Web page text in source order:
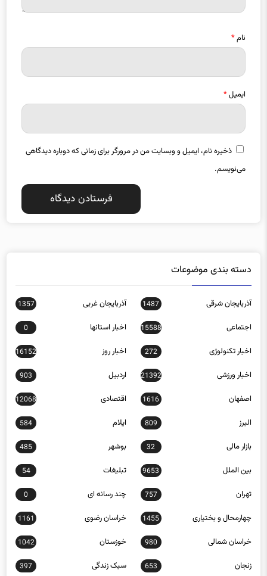
نام
ایمیل
ذخیره نام، ایمیل و وبسایت من در مرورگر برای زمانی که دوباره دیدگاهی
دسته بندی موضوعات
آذربایجان شرقی 1487 آذربایجان غربی 1357
اجتماعی 15588 اخبار استانها 0
اخبار تکنولوژی 272 اخبار روز 16152
اخبار ورزشی 21392 اردبیل 903
اصفهان 1616 اقتصادی 12068
البرز 809
584
بازار مالی 32 بوشهر 485
بین الملل 9653 تبلیغات 54
تهران 757 چند رسانه ای 0
چهارمحال و بختیاری 1455 خراسان رضوی 1161
خراسان شمالی 980 خوزستان 1042